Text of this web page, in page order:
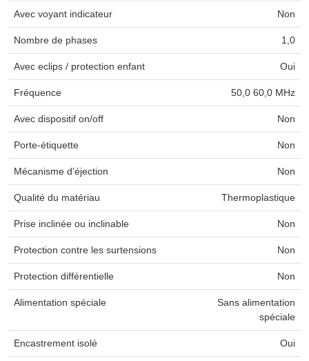
Avec voyant indicateur Non
Nombre de phases 1,0
Avec eclips / protection enfant Oui
Fréquence 50,0 60,0 MHz
Avec dispositif on/off Non
Porte-étiquette Non
Mécanisme d'éjection Non
Qualité du matériau Thermoplastique
Prise inclinée ou inclinable Non
Protection contre les surtensions Non
Protection différentielle Non
Alimentation spéciale
Sans alimentation
spéciale
Encastrement isolé Oui